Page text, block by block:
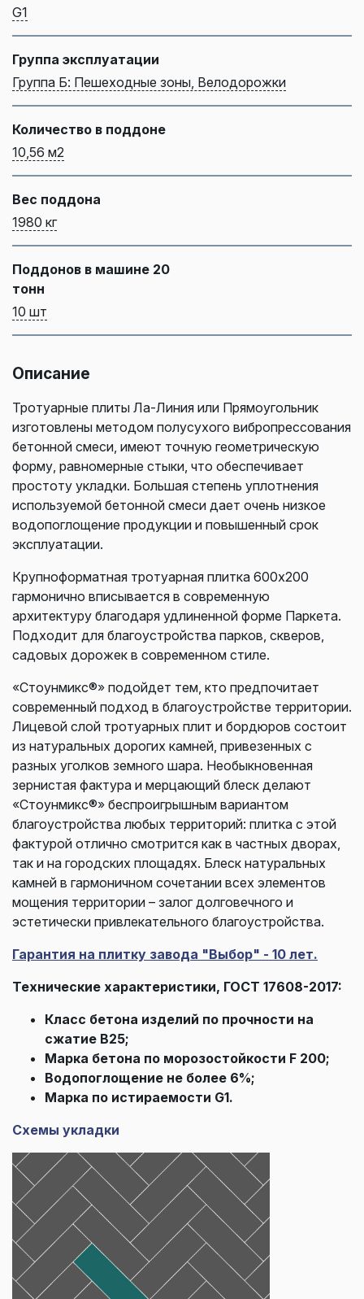
G1
Группа эксплуатации
Группа Б: Пешеходные зоны, Велодорожки
Количество в поддоне
10,56 м2
Вес поддона
1980 кг
Поддонов в машине 20
тонн
10 шт
Описание
Тротуарные плиты Ла-Линия или Прямоугольник
изготовлены методом полусухого вибропрессования
бетонной смеси, имеют точную геометрическую
форму, равномерные стыки, что обеспечивает
простоту укладки. Большая степень уплотнения
используемой бетонной смеси дает очень низкое
водопоглощение продукции и повышенный срок
эксплуатации.
Крупноформатная тротуарная плитка 600х200
гармонично вписывается в современную
архитектуру благодаря удлиненной форме Паркета.
Подходит для благоустройства парков, скверов,
садовых дорожек в современном стиле.
«Стоунмикс®» подойдет тем, кто предпочитает
современный подход в благоустройстве территории.
Лицевой слой тротуарных плит и бордюров состоит
из натуральных дорогих камней, привезенных с
разных уголков земного шара. Необыкновенная
зернистая фактура и мерцающий блеск делают
«Стоунмикс®» беспроигрышным вариантом
благоустройства любых территорий: плитка с этой
фактурой отлично смотрится как в частных дворах,
так и на городских площадях. Блеск натуральных
камней в гармоничном сочетании всех элементов
мощения территории – залог долговечного и
эстетически привлекательного благоустройства.
Гарантия на плитку завода "Выбор" - 10 лет.
Технические характеристики, ГОСТ 17608-2017:
Класс бетона изделий по прочности на
сжатие В25;
Марка бетона по морозостойкости F 200;
Водопоглощение не более 6%;
Марка по истираемости G1.
Схемы укладки